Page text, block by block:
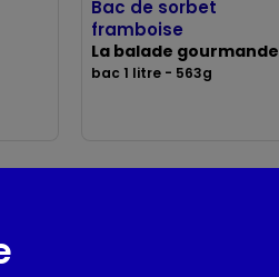
Bac de sorbet
framboise
La balade gourmande
bac 1 litre - 563g